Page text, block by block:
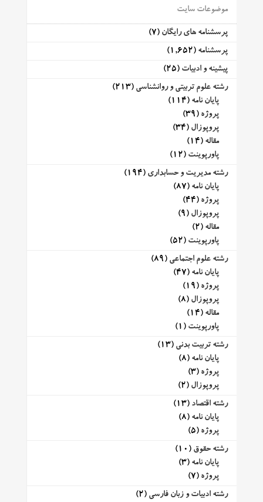
موضوعات سایت
پرسشنامه های رایگان (7)
پرسشنامه (1,652)
پیشینه و ادبیات (25)
رشته علوم تربیتی و روانشناسی (213)
پایان نامه (114)
پروژه (39)
پروپوزال (34)
مقاله (14)
پاورپوینت (12)
رشته مدیریت و حسابداری (194)
پایان نامه (87)
پروژه (44)
پروپوزال (9)
مقاله (2)
پاورپوینت (52)
رشته علوم اجتماعی (89)
پایان نامه (47)
پروژه (19)
پروپوزال (8)
مقاله (14)
پاورپوینت (1)
رشته تربیت بدنی (13)
پایان نامه (8)
پروژه (3)
پروپوزال (2)
رشته اقتصاد (13)
پایان نامه (8)
پروژه (5)
رشته حقوق (10)
پایان نامه (3)
پروژه (7)
رشته ادبیات و زبان فارسی (2)